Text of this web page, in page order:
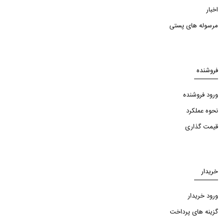
اخبار
مرسوله های پستی
فروشنده
ورود فروشنده
نحوه عملکرد
قیمت گذاری
خریدار
ورود خریدار
گزینه های پرداخت